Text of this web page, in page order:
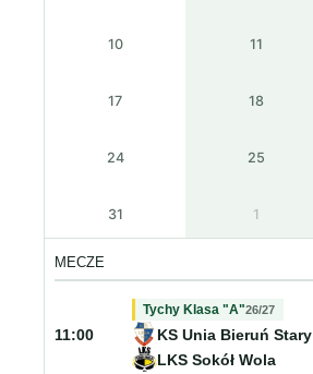
10 11
17 18
24 25
31 1
MECZE
11:00
Tychy Klasa "A"26/27
KS Unia Bieruń Stary
LKS Sokół Wola